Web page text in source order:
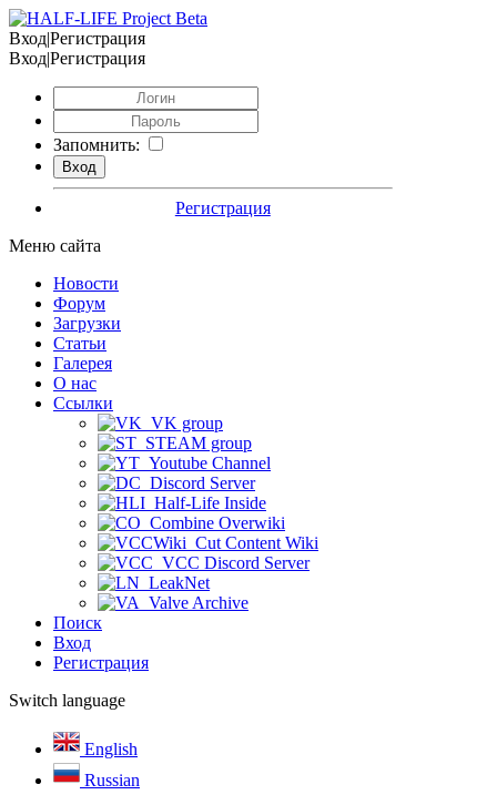
Вход|Регистрация
Вход|Регистрация
Запомнить:
Регистрация
Меню сайта
Новости
Форум
Загрузки
Статьи
Галерея
О нас
Ссылки
VK group
STEAM group
Youtube Channel
Discord Server
Half-Life Inside
Combine Overwiki
Cut Content Wiki
VCC Discord Server
LeakNet
Valve Archive
Поиск
Вход
Регистрация
Switch language
English
Russian